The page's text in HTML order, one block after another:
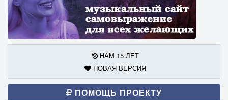
НАМ 15 ЛЕТ
НОВАЯ ВЕРСИЯ
ПОМОЩЬ ПРОЕКТУ